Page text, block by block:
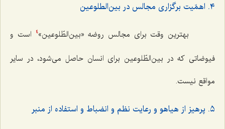
٤. اهمّیت برگزاری مجالس در بین‌الطلوعین
بهترین وقت برای مجالس روضه «بین‌الطّلوعین»4
است و
فیوضاتی که در بین‌الطّلوعین برای انسان حاصل می‌شود، در سایر
مواقع نیست.
٥. پرهیز از هیاهو و رعایت نظم و انضباط و استفاده از منبر